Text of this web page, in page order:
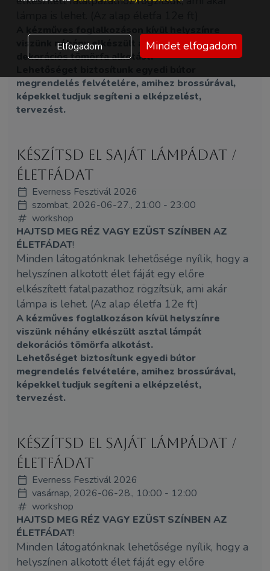
viszünk néhány elkészült asztal lámpát
dekorációs tömörfa alkotást.
megrendelés felvételére, amihez brossúrával,
képekkel tudjuk segíteni a elképzelést,
tervezést.
Készítsd el saját lámpádat /
életfádat
Everness Fesztivál 2026
szombat, 2026-06-27., 21:00 - 23:00
workshop
HAJTSD MEG RÉZ VAGY EZÜST SZÍNBEN AZ
ÉLETFÁDAT!
Minden látogatónknak lehetősége nyílik, hogy a
helyszínen alkotott élet fáját egy előre
elkészített fatalpazathoz rögzítsük, ami akár
lámpa is lehet. (Az alap életfa 12e ft)
A kézműves foglalkozáson kívül helyszínre
viszünk néhány elkészült asztal lámpát
dekorációs tömörfa alkotást.
Lehetőséget biztosítunk egyedi bútor
megrendelés felvételére, amihez brossúrával,
képekkel tudjuk segíteni a elképzelést,
tervezést.
Készítsd el saját lámpádat /
életfádat
Everness Fesztivál 2026
vasárnap, 2026-06-28., 10:00 - 12:00
workshop
HAJTSD MEG RÉZ VAGY EZÜST SZÍNBEN AZ
ÉLETFÁDAT!
Minden látogatónknak lehetősége nyílik, hogy a
helyszínen alkotott élet fáját egy előre
Elfogadom Mindet elfogadom